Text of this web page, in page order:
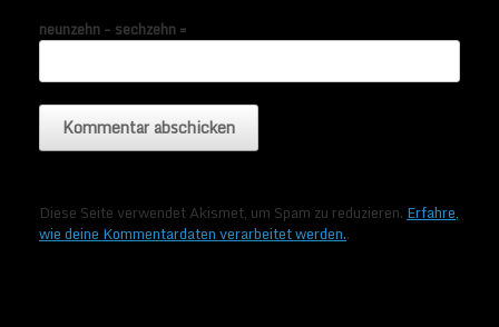
neunzehn − sechzehn =
Diese Seite verwendet Akismet, um Spam zu reduzieren. Erfahre,
wie deine Kommentardaten verarbeitet werden..